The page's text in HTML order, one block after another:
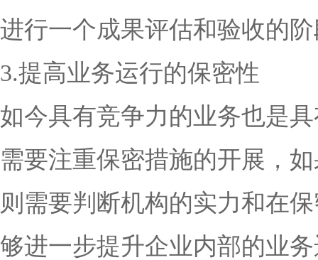
进行一个成果评估和验收的
3.提高业务运行的保密性
如今具有竞争力的业务也是
需要注重保密措施的开展，
则需要判断机构的实力和在
够进一步提升企业内部的业